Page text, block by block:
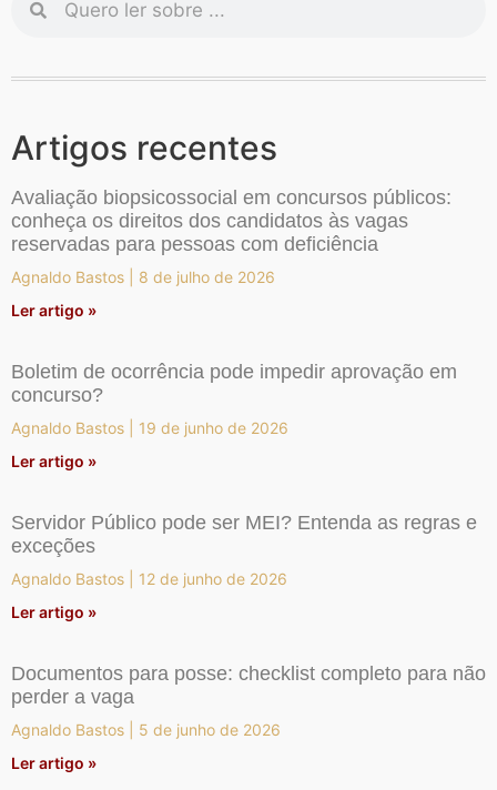
Artigos recentes
Avaliação biopsicossocial em concursos públicos:
conheça os direitos dos candidatos às vagas
reservadas para pessoas com deficiência
Agnaldo Bastos
8 de julho de 2026
Ler artigo »
Boletim de ocorrência pode impedir aprovação em
concurso?
Agnaldo Bastos
19 de junho de 2026
Ler artigo »
Servidor Público pode ser MEI? Entenda as regras e
exceções
Agnaldo Bastos
12 de junho de 2026
Ler artigo »
Documentos para posse: checklist completo para não
perder a vaga
Agnaldo Bastos
5 de junho de 2026
Ler artigo »